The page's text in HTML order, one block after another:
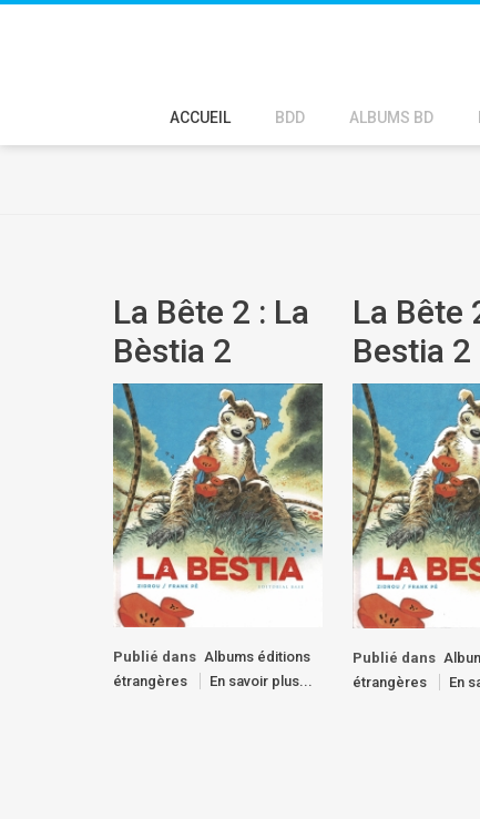
ACCUEIL BDD ALBUMS BD
La Bête 2 : La
Bèstia 2
Publié dans Albums éditions
étrangères
En savoir plus...
La Bête
Bestia 2
Publié dans
étrangères
En